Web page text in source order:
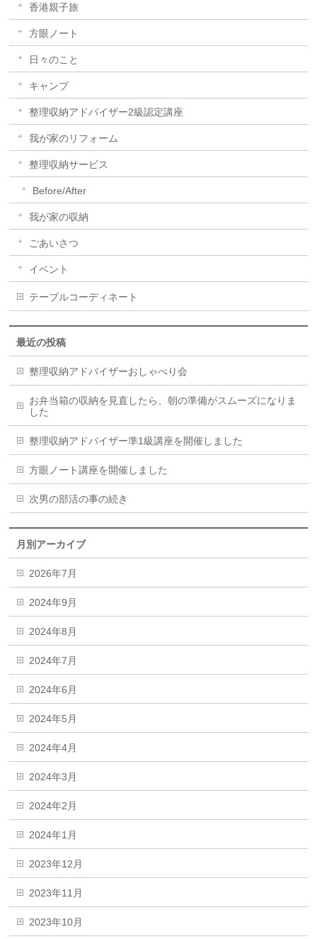
香港親子旅
方眼ノート
日々のこと
キャンプ
整理収納アドバイザー2級認定講座
我が家のリフォーム
整理収納サービス
Before/After
我が家の収納
ごあいさつ
イベント
テーブルコーディネート
最近の投稿
整理収納アドバイザーおしゃべり会
お弁当箱の収納を見直したら、朝の準備がスムーズになりま
した
整理収納アドバイザー準1級講座を開催しました
方眼ノート講座を開催しました
次男の部活の事の続き
月別アーカイブ
2026年7月
2024年9月
2024年8月
2024年7月
2024年6月
2024年5月
2024年4月
2024年3月
2024年2月
2024年1月
2023年12月
2023年11月
2023年10月